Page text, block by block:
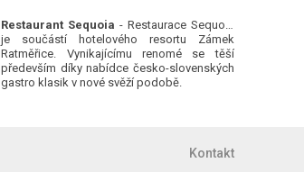
Restaurant Sequoia - Restaurace Sequoia
je součástí hotelového resortu Zámek
Ratměřice. Vynikajícímu renomé se těší
především díky nabídce česko-slovenských
gastro klasik v nové svěží podobě.
Kontakt